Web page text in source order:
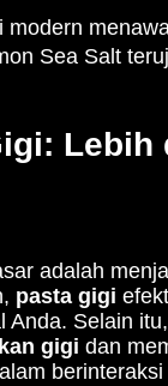
modern
Sea Salt
adalah
pasta gigi
Anda. Selain itu,
gigi dan